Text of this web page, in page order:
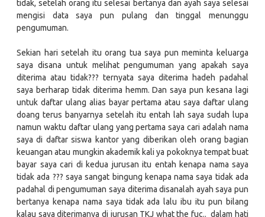
tidak, setelah orang itu selesai bertanya dan ayah saya selesai
mengisi data saya pun pulang dan tinggal menunggu
pengumuman.
Sekian hari setelah itu orang tua saya pun meminta keluarga
saya disana untuk melihat pengumuman yang apakah saya
diterima atau tidak??? ternyata saya diterima hadeh padahal
saya berharap tidak diterima hemm. Dan saya pun kesana lagi
untuk daftar ulang alias bayar pertama atau saya daftar ulang
doang terus banyarnya setelah itu entah lah saya sudah lupa
namun waktu daftar ulang yang pertama saya cari adalah nama
saya di daftar siswa kantor yang diberikan oleh orang bagian
keuangan atau mungkin akademik kali ya pokoknya tempat buat
bayar saya cari di kedua jurusan itu entah kenapa nama saya
tidak ada ??? saya sangat bingung kenapa nama saya tidak ada
padahal di pengumuman saya diterima disanalah ayah saya pun
bertanya kenapa nama saya tidak ada lalu ibu itu pun bilang
kalau saya diterimanya di jurusan TKJ what the fuc.. dalam hati